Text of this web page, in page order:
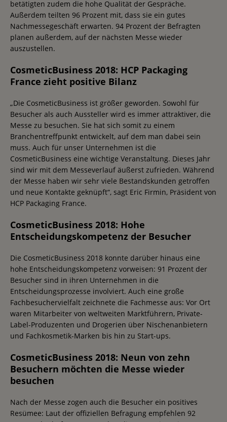
betätigten zudem die hohe Qualität der Gespräche.
Außerdem teilten 96 Prozent mit, dass sie ein gutes
Nachmessegeschäft erwarten. 94 Prozent der Befragten
planen außerdem, auf der nächsten Messe wieder
auszustellen.
CosmeticBusiness 2018: HCP Packaging
France zieht positive Bilanz
„Die CosmeticBusiness ist größer geworden. Sowohl für
Besucher als auch Aussteller wird es immer attraktiver, die
Messe zu besuchen. Sie hat sich somit zu einem
Branchentreffpunkt entwickelt, auf dem man dabei sein
muss. Auch für unser Unternehmen ist die
CosmeticBusiness eine wichtige Veranstaltung. Dieses Jahr
sind wir mit dem Messeverlauf äußerst zufrieden. Während
der Messe haben wir sehr viele Bestandskunden getroffen
und neue Kontakte geknüpft“, sagt Eric Firmin, Präsident von
HCP Packaging France.
CosmeticBusiness 2018: Hohe
Entscheidungskompetenz der Besucher
Die CosmeticBusiness 2018 konnte darüber hinaus eine
hohe Entscheidungskompetenz vorweisen: 91 Prozent der
Besucher sind in ihren Unternehmen in die
Entscheidungsprozesse involviert. Auch eine große
Fachbesuchervielfalt zeichnete die Fachmesse aus: Vor Ort
waren Mitarbeiter von weltweiten Marktführern, Private-
Label-Produzenten und Drogerien über Nischenanbietern
und Fachkosmetik-Marken bis hin zu Start-ups.
CosmeticBusiness 2018: Neun von zehn
Besuchern möchten die Messe wieder
besuchen
Nach der Messe zogen auch die Besucher ein positives
Resümee: Laut der offiziellen Befragung empfehlen 92